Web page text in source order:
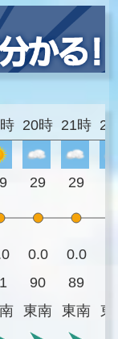
20時 21時
29 29
0.0 0.0
90 89
東南 東南 東